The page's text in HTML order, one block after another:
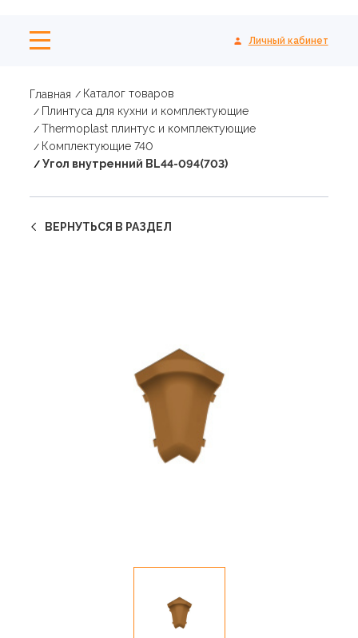
Личный кабинет
Главная
Каталог товаров
Плинтуса для кухни и комплектующие
Thermoplast плинтус и комплектующие
Комплектующие 740
Угол внутренний BL44-094(703)
ВЕРНУТЬСЯ В РАЗДЕЛ